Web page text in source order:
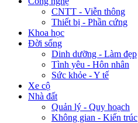
CNTT - Viễn thông
Thiết bị - Phần cứng
Khoa học
Đời sống
Dinh dưỡng - Làm đẹp
Tình yêu - Hôn nhân
Sức khỏe - Y tế
Xe cộ
Nhà đất
Quản lý - Quy hoạch
Không gian - Kiến trúc